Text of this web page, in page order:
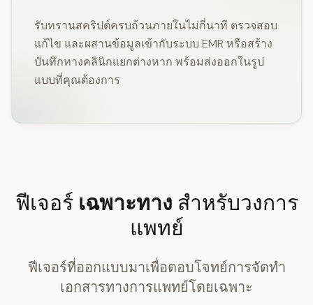
รับทรานสคริปต์ครบถ้วนภายในไม่กี่นาที ตรวจสอบ
แก้ไข และผสานข้อมูลเข้ากับระบบ EMR หรือสร้าง
บันทึกทางคลินิกแยกต่างหาก พร้อมส่งออกในรูป
แบบที่คุณต้องการ
ฟีเจอร์ เฉพาะทาง สำหรับวงการ
แพทย์
ฟีเจอร์ที่ออกแบบมาเพื่อตอบโจทย์การจัดทำ
เอกสารทางการแพทย์โดยเฉพาะ